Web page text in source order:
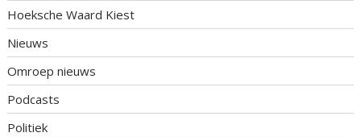
Hoeksche Waard Kiest
Nieuws
Omroep nieuws
Podcasts
Politiek